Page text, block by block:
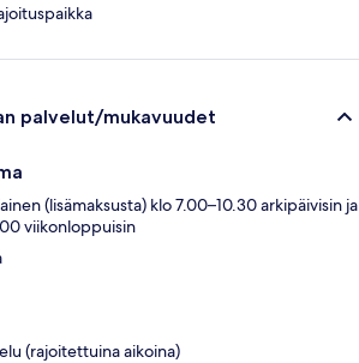
palvelut/mukavuudet
(lisämaksusta) klo 7.00–10.30 arkipäivisin ja
viikonloppuisin
(rajoitettuina aikoina)